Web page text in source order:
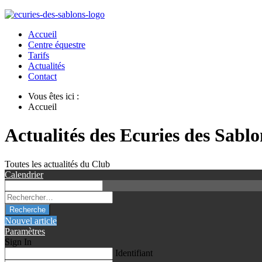
Accueil
Centre équestre
Tarifs
Actualités
Contact
Vous êtes ici :
Accueil
Actualités des Ecuries des
Toutes les actualités du Club
Calendrier
Recherche
Nouvel article
Paramètres
Sign In
Identifiant